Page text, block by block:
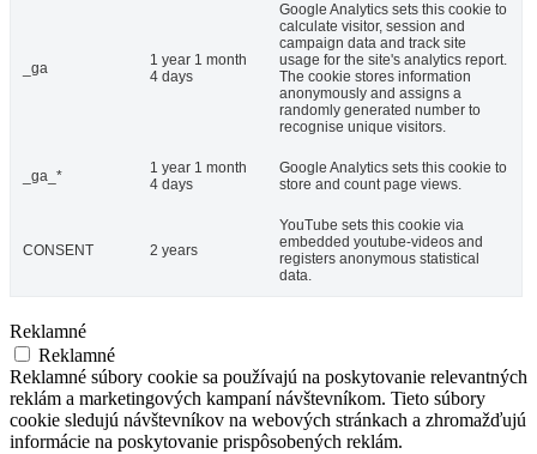
_ga
1 year 1 month
4 days
Google Analytics sets this cookie to
calculate visitor, session and
campaign data and track site
usage for the site's analytics report.
The cookie stores information
anonymously and assigns a
randomly generated number to
recognise unique visitors.
_ga_*
1 year 1 month
4 days
Google Analytics sets this cookie to
store and count page views.
CONSENT 2 years
YouTube sets this cookie via
embedded youtube-videos and
registers anonymous statistical
data.
Reklamné
Reklamné
Reklamné súbory cookie sa používajú na poskytovanie relevantných
reklám a marketingových kampaní návštevníkom. Tieto súbory
cookie sledujú návštevníkov na webových stránkach a zhromažďujú
informácie na poskytovanie prispôsobených reklám.